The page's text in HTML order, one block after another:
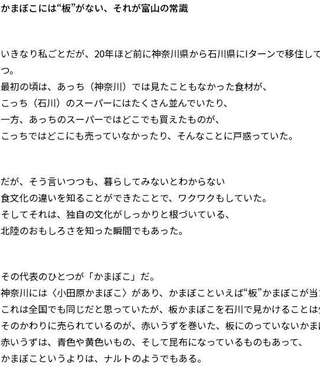
かまぼこには“板”がない、それが富山の常識
いきなり私ごとだが、20年ほど前に神奈川県から石川県にIターンで移住し
つ。
最初の頃は、あっち（神奈川）では見たこともなかった食材が、
こっち（石川）のスーパーにはたくさん並んでいたり、
一方、あっちのスーパーではどこでも買えたものが、
こっちではどこにも売っていなかったり、そんなことに戸惑っていた。
だが、そう言いつつも、暮らしてみないとわからない
食文化の違いを知ることができたことで、ワクワクもしていた。
そしてそれは、独自の文化がしっかりと根づいている、
北陸のおもしろさを知った瞬間でもあった。
その代表のひとつが「かまぼこ」だ。
神奈川には〈小田原かまぼこ〉があり、かまぼこといえば“板”かまぼこが当
これは全国でも同じだと思っていたが、板かまぼこを石川で見かけることは
そのかわりに売られているのが、赤いうずを巻いた、板にのっていないかま
赤いうずは、青色や黄色いもの、そして昆布になっているものもあって、
かまぼこというよりは、ナルトのようでもある。